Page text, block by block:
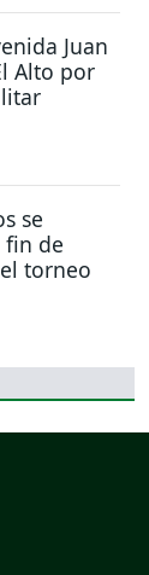
Juan
Alto por
se
fin de
torneo